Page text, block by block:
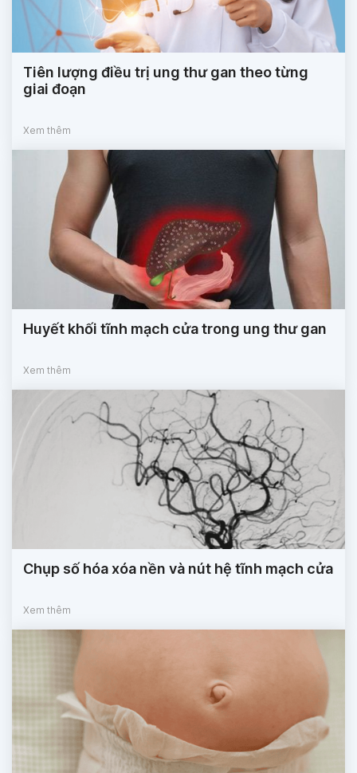
Tiên lượng điều trị ung thư gan theo từng
giai đoạn
Xem thêm
Huyết khối tĩnh mạch cửa trong ung thư gan
Xem thêm
Chụp số hóa xóa nền và nút hệ tĩnh mạch cửa
Xem thêm